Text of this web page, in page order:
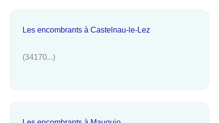
Les encombrants à Castelnau-le-Lez
(34170...)